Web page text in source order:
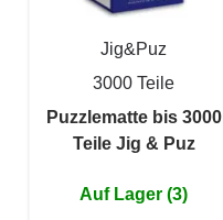
Jig&Puz
3000 Teile
Puzzlematte bis 3000
Teile Jig & Puz
Auf Lager (3)